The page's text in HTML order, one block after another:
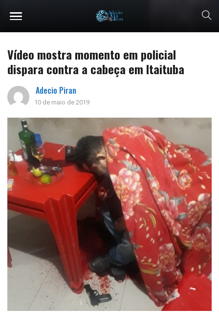
Vídeo mostra momento em policial
dispara contra a cabeça em Itaituba
Adecio Piran
10 de maio de 2019